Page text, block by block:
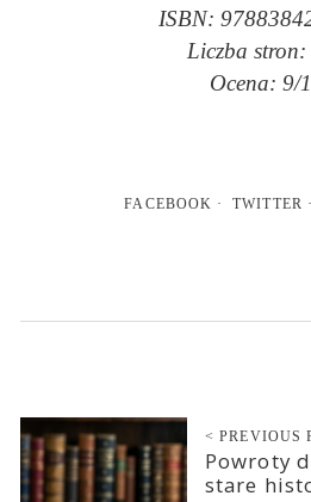
ISBN:
Liczba
Ocena: 9/
FACEBOOK TWITTER
< PREVIOUS
Powroty
stare